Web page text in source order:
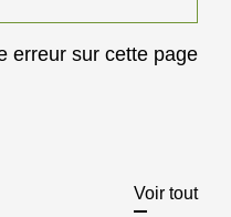
erreur sur cette page
Voir tout